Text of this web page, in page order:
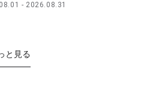
2026.08.31
と見る